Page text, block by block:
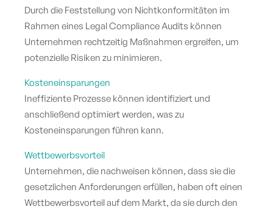
Durch die Feststellung von Nichtkonformitäten im
Rahmen eines Legal Compliance Audits können
Unternehmen rechtzeitig Maßnahmen ergreifen, um
potenzielle Risiken zu minimieren.
Kosteneinsparungen
Ineffiziente Prozesse können identifiziert und
anschließend optimiert werden, was zu
Kosteneinsparungen führen kann.
Wettbewerbsvorteil
Unternehmen, die nachweisen können, dass sie die
gesetzlichen Anforderungen erfüllen, haben oft einen
Wettbewerbsvorteil auf dem Markt, da sie durch den